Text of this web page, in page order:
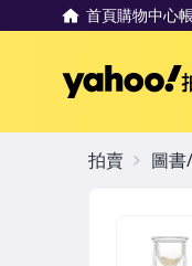
首頁購物中心
拍賣 圖